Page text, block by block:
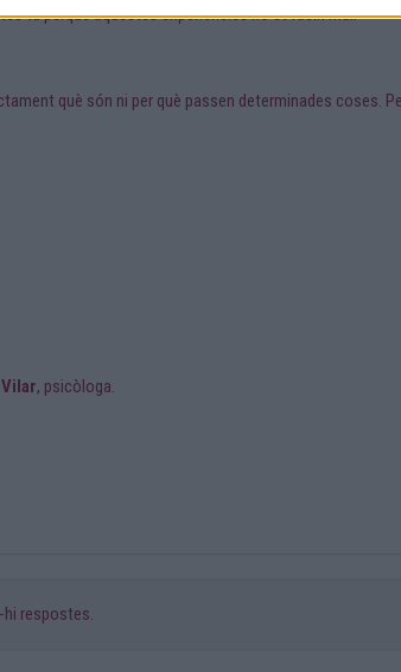
tu perquè aquestes experiències no et facin mal.
què són ni per què passen determinades
, psicòloga.
respostes.